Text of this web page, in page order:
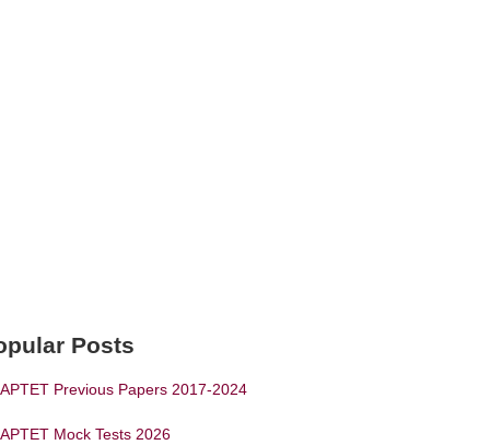
Posts
APTET Previous Papers 2017-2024
APTET Mock Tests 2026